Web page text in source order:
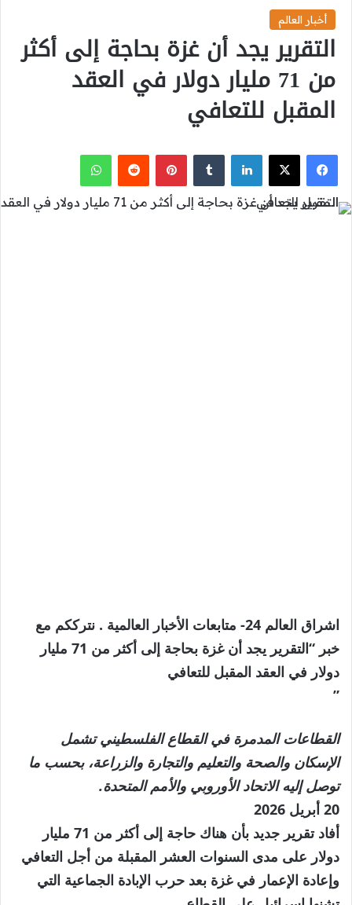
أخبار العالم
التقرير يجد أن غزة بحاجة إلى أكثر
من 71 مليار دولار في العقد
المقبل للتعافي
فيسبوك
‫X لينكدإن بينتيريست واتساب
اشراق العالم 24- متابعات الأخبار العالمية . نترككم مع
خبر “التقرير يجد أن غزة بحاجة إلى أكثر من 71 مليار
دولار في العقد المقبل للتعافي
”
القطاعات المدمرة في القطاع الفلسطيني تشمل
الإسكان والصحة والتعليم والتجارة والزراعة، بحسب ما
توصل إليه الاتحاد الأوروبي والأمم المتحدة.
تم
النشر
بتاريخ
20
20 أبريل 2026
أفاد تقرير جديد بأن هناك حاجة إلى أكثر من 71 مليار
دولار على مدى السنوات العشر المقبلة من أجل التعافي
وإعادة الإعمار في غزة بعد حرب الإبادة الجماعية التي